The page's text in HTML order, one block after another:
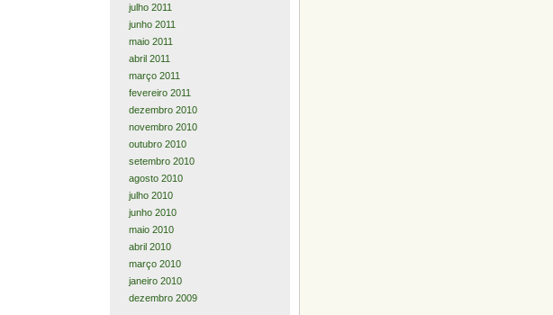
julho 2011
junho 2011
maio 2011
abril 2011
março 2011
fevereiro 2011
dezembro 2010
novembro 2010
outubro 2010
setembro 2010
agosto 2010
julho 2010
junho 2010
maio 2010
abril 2010
março 2010
janeiro 2010
dezembro 2009